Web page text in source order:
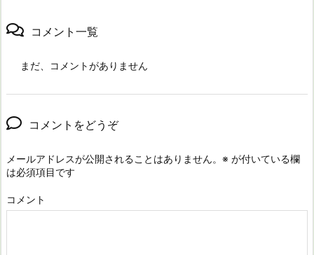
コメント一覧
まだ、コメントがありません
コメントをどうぞ
メールアドレスが公開されることはありません。 ※ が付いている欄
は必須項目です
コメント